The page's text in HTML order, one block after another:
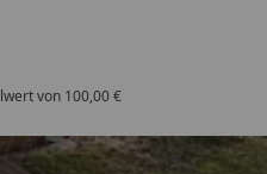
von 100,00 €